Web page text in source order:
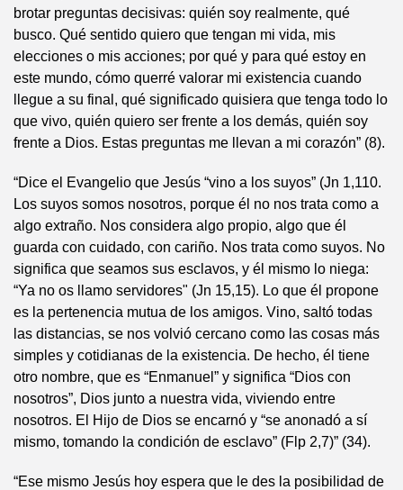
brotar preguntas decisivas: quién soy realmente, qué
busco. Qué sentido quiero que tengan mi vida, mis
elecciones o mis acciones; por qué y para qué estoy en
este mundo, cómo querré valorar mi existencia cuando
llegue a su final, qué significado quisiera que tenga todo lo
que vivo, quién quiero ser frente a los demás, quién soy
frente a Dios. Estas preguntas me llevan a mi corazón” (8).
“Dice el Evangelio que Jesús “vino a los suyos” (Jn 1,110.
Los suyos somos nosotros, porque él no nos trata como a
algo extraño. Nos considera algo propio, algo que él
guarda con cuidado, con cariño. Nos trata como suyos. No
significa que seamos sus esclavos, y él mismo lo niega:
“Ya no os llamo servidores" (Jn 15,15). Lo que él propone
es la pertenencia mutua de los amigos. Vino, saltó todas
las distancias, se nos volvió cercano como las cosas más
simples y cotidianas de la existencia. De hecho, él tiene
otro nombre, que es “Enmanuel” y significa “Dios con
nosotros”, Dios junto a nuestra vida, viviendo entre
nosotros. El Hijo de Dios se encarnó y “se anonadó a sí
mismo, tomando la condición de esclavo” (Flp 2,7)” (34).
“Ese mismo Jesús hoy espera que le des la posibilidad de